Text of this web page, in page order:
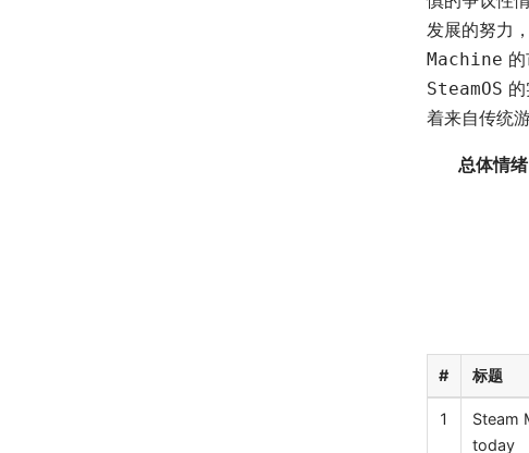
发展的努力
Machine
SteamOS
着来自传统
总体情
# 标题
1
Steam
today